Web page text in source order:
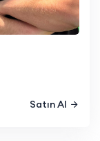
Satın Al